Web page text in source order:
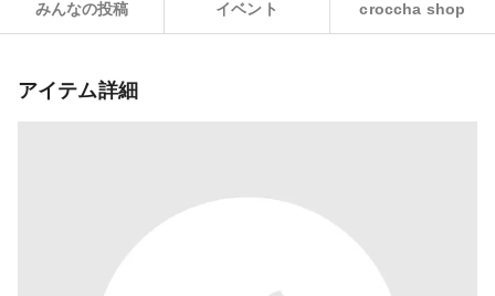
みんなの投稿 イベント croccha shop
アイテム詳細